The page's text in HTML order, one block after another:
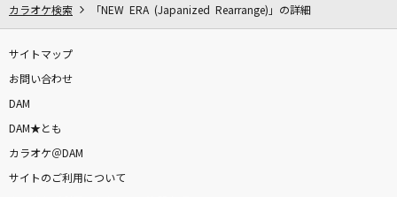
カラオケ検索 「NEW ERA (Japanized Rearrange)」の詳細
サイトマップ
お問い合わせ
DAM
DAM★とも
カラオケ＠DAM
サイトのご利用について